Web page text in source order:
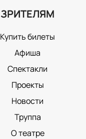
ЗРИТЕЛЯМ
Купить билеты
Афиша
Спектакли
Проекты
Новости
Труппа
О театре